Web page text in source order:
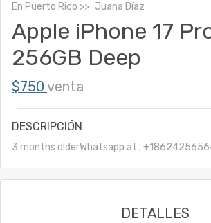
En Puerto Rico Juana Díaz
Apple iPhone 17
256GB Deep
$750 venta
DESCRIPCIÓN
3 months olderWhatsapp at ;
DETALLES